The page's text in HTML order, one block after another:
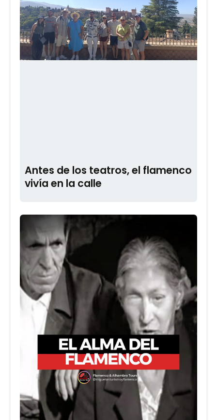
Antes de los teatros, el flamenco
vivía en la calle